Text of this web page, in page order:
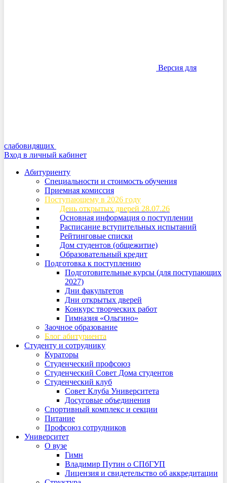
Версия для
слабовидящих
Вход в личный кабинет
Абитуриенту
Специальности и стоимость обучения
Приемная комиссия
Поступающему в 2026 году
День открытых дверей 28.07.26
Основная информация о поступлении
Расписание вступительных испытаний
Рейтинговые списки
Дом студентов (общежитие)
Образовательный кредит
Подготовка к поступлению
Подготовительные курсы (для поступающих
2027)
Дни факультетов
Дни открытых дверей
Конкурс творческих работ
Гимназия «Ольгино»
Заочное образование
Блог абитуриента
Студенту и сотруднику
Кураторы
Студенческий профсоюз
Студенческий Совет Дома студентов
Студенческий клуб
Совет Клуба Университета
Досуговые объединения
Спортивный комплекс и секции
Питание
Профсоюз сотрудников
Университет
О вузе
Гимн
Владимир Путин о СПбГУП
Лицензия и свидетельство об аккредитации